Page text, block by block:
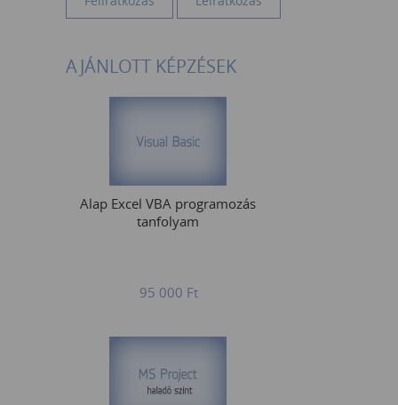
AJÁNLOTT KÉPZÉSEK
Alap Excel VBA programozás
tanfolyam
95 000 Ft